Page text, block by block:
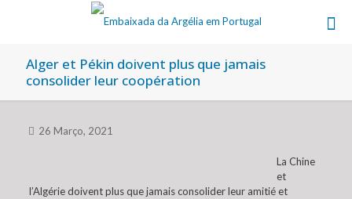
Alger et Pékin doivent plus que jamais
consolider leur coopération
26 Março, 2021
La Chine
et
l’Algérie doivent plus que jamais consolider leur amitié et